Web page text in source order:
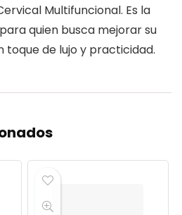
Multifuncional. Es la
quien busca mejorar su
toque de lujo y practicidad.